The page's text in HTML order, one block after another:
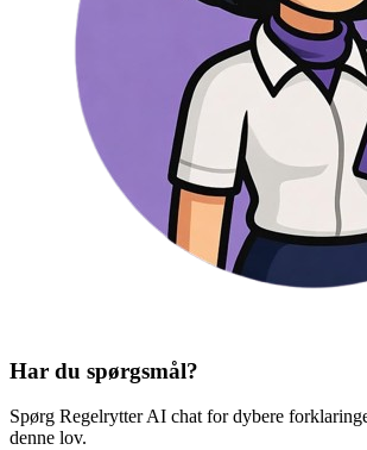
Har du spørgsmål?
Spørg Regelrytter AI chat for dybere
denne lov.